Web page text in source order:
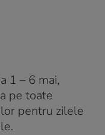
1 – 6 mai,
pe toate
pentru zilele